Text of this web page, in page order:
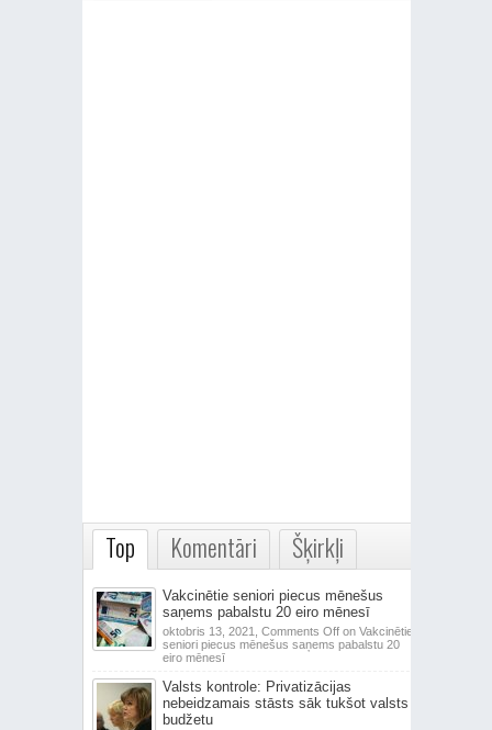
Top Komentāri Šķirkļi
Vakcinētie seniori piecus mēnešus
saņems pabalstu 20 eiro mēnesī
oktobris 13, 2021, Comments Offon Vakcinētie
seniori piecus mēnešus saņems pabalstu 20
eiro mēnesī
Valsts kontrole: Privatizācijas
nebeidzamais stāsts sāk tukšot valsts
budžetu